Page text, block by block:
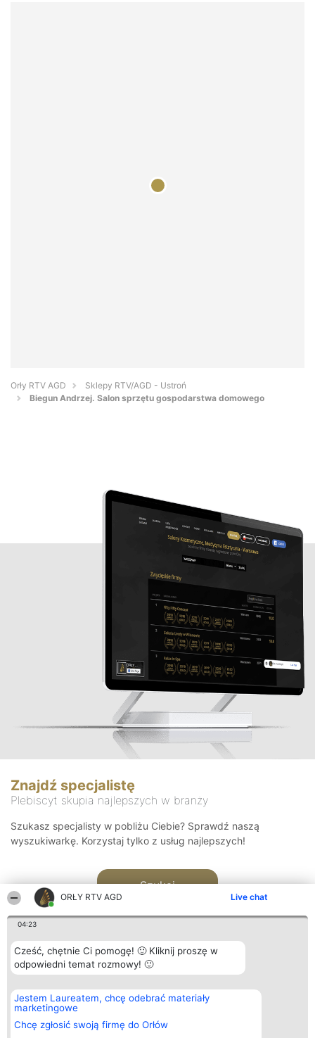
ORŁY RTV AGD Live chat
04:23
Cześć, chętnie Ci pomogę! 🙂 Kliknij proszę w
odpowiedni temat rozmowy! 🙂
Jestem Laureatem, chcę odebrać materiały
marketingowe
Chcę zgłosić swoją firmę do Orłów
Orły RTV AGD
Sklepy RTV/AGD - Ustroń
Biegun Andrzej. Salon sprzętu gospodarstwa domowego
Znajdź specjalistę
Plebiscyt skupia najlepszych w branży
Szukasz specjalisty w pobliżu Ciebie? Sprawdź naszą
wyszukiwarkę. Korzystaj tylko z usług najlepszych!
Szukaj
Organizator plebiscytu
Bright Side Solutions sp. z o.
o. sp. k.
ul. Ruska 22
Wrocław 50-079
Plebiscyt
Laureaci
wszystkich
Laureatów
Kontakt
Kontakt